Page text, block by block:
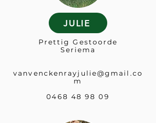
JULIE
Prettig Gestoorde
Seriema
vanvenckenrayjulie@gmail.co
m
0468 48 98 09